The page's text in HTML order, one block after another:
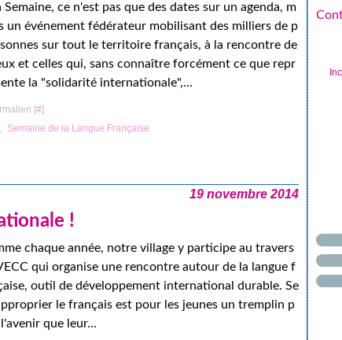
Semaine, ce n'est pas que des dates sur un agenda, m
un événement fédérateur mobilisant des milliers de p
sur tout le territoire français, à la rencontre de
et celles qui, sans connaître forcément ce que repr
la "solidarité internationale",...
[#]
, Semaine de la Langue Française
19 novembre 2014
!
chaque année, notre village y participe au travers
qui organise une rencontre autour de la langue f
outil de développement international durable. Se
le français est pour les jeunes un tremplin p
que leur...